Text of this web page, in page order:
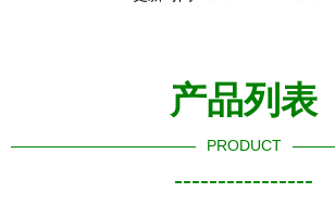
产品列表
PRODUCT
----------------